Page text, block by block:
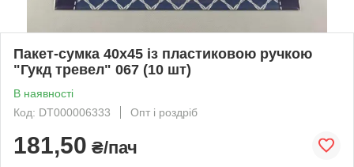
Пакет-сумка 40х45 із пластиковою ручкою
"Гукд тревел" 067 (10 шт)
В наявності
Код: DT000006333
Опт і роздріб
181,50 ₴/пач